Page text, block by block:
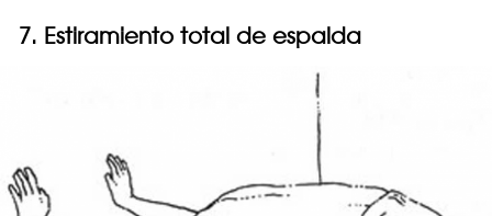
7. Estiramiento total de espalda